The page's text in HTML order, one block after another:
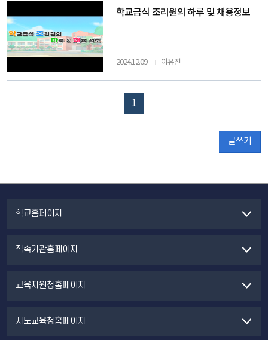
학교급식 조리원의 하루 및 채용정보
2024.12.09 이유진
1
글쓰기
학교홈페이지
직속기관홈페이지
교육지원청홈페이지
시도교육청홈페이지